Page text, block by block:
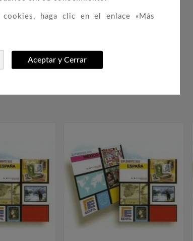
haga clic en el enlace «Más
Aceptar y Cerrar